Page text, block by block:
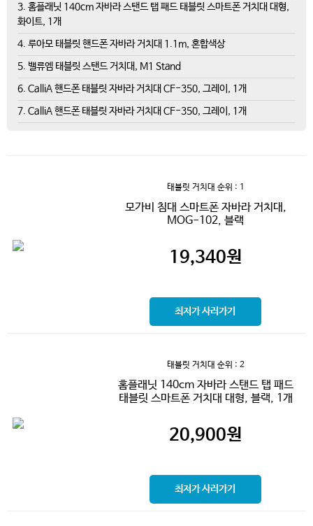
3. 홈플래닛 140cm 자바라 스탠드 탭 패드 태블릿 스마트폰 거치대 대형,
화이트, 1개
4. 루아모 태블릿 핸드폰 자바라 거치대 1.1m, 혼합색상
5. 밸류엠 태블릿 스탠드 거치대, M1 Stand
6. CalliA 핸드폰 태블릿 자바라 거치대 CF-350, 그레이, 1개
7. CalliA 핸드폰 태블릿 자바라 거치대 CF-350, 그레이, 1개
태블릿 거치대 순위 : 1
모가비 침대 스마트폰 자바라 거치대,
MOG-102, 블랙
19,340원
최저가 사러가기
태블릿 거치대 순위 : 2
홈플래닛 140cm 자바라 스탠드 탭 패드
태블릿 스마트폰 거치대 대형, 블랙, 1개
20,900원
최저가 사러가기